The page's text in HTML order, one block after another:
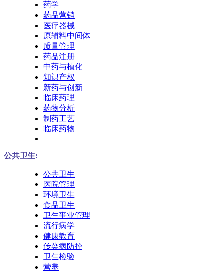
药学
药品营销
医疗器械
原辅料中间体
质量管理
药品注册
中药与植化
知识产权
新药与创新
临床药理
药物分析
制药工艺
临床药物
公共卫生:
公共卫生
医院管理
环境卫生
食品卫生
卫生事业管理
流行病学
健康教育
传染病防控
卫生检验
营养